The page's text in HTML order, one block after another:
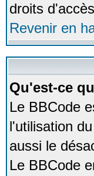
droits
Revenir en
Qu'est-ce
Le BBCode
l'utilisation
aussi le
Le BBCode